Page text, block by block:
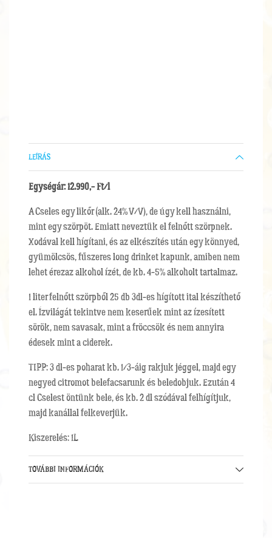
LEÍRÁS
Egységár: 12.990,- Ft/l
A Cseles egy likőr (alk. 24% V/V), de úgy kell használni,
mint egy szörpöt. Emiatt neveztük el felnőtt szörpnek.
Xodával kell hígítani, és az elkészítés után egy könnyed,
gyümölcsös, fűszeres long drinket kapunk, amiben nem
lehet érezaz alkohol ízét, de kb. 4-5% alkoholt tartalmaz.
1 liter felnőtt szörpből 25 db 3dl-es hígított ital készíthető
el. Ízvilágát tekintve nem keserűek mint az ízesített
sörök, nem savasak, mint a fröccsök és nem annyira
édesek mint a ciderek.
TIPP: 3 dl-es poharat kb. 1/3-áig rakjuk jéggel, majd egy
negyed citromot belefacsarunk és beledobjuk. Ezután 4
cl Cselest öntünk bele, és kb. 2 dl szódával felhígítjuk,
majd kanállal felkeverjük.
Kiszerelés: 1L
TOVÁBBI INFORMÁCIÓK